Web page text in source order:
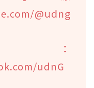
@udng
udnG